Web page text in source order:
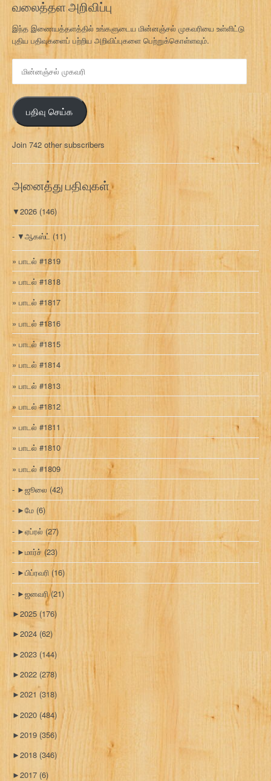
வலைத்தள அறிவிப்பு
இந்த இணையத்தளத்தில் உங்களுடைய மின்னஞ்சல் முகவரியை உள்ளிட்டு
புதிய பதிவுகளைப் பற்றிய அறிவிப்புகளை பெற்றுக்கொள்ளவும்.
ன
ஞ்
ச
ல்
மு
க
வ
பதிவு செய்க
Join 742 other subscribers
அனைத்து பதிவுகள்
▼2026 (146)
▼ஆகஸ்ட் (11)
பாடல் #1819
பாடல் #1818
பாடல் #1817
பாடல் #1816
பாடல் #1815
பாடல் #1814
பாடல் #1813
பாடல் #1812
பாடல் #1811
பாடல் #1810
பாடல் #1809
►ஜூலை (42)
►மே (6)
►ஏப்ரல் (27)
►மார்ச் (23)
►பிப்ரவரி (16)
►ஜனவரி(21)
►2025 (176)
►2024 (62)
►2023 (144)
►2022 (278)
►2021 (318)
►2020 (484)
►2019 (356)
►2018 (346)
►2017 (6)